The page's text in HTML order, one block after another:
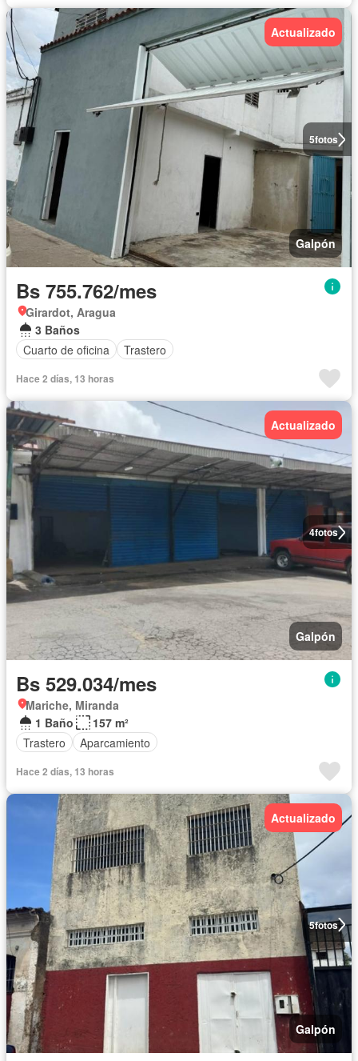
5fotos
Actualizado
Galpón
Bs 755.762/mes
Girardot, Aragua
3 Baños
Cuarto de oficina
Trastero
Hace 2 días, 13 horas
4fotos
Actualizado
Galpón
Bs 529.034/mes
Mariche, Miranda
1 Baño
157 m²
Trastero
Aparcamiento
Hace 2 días, 13 horas
5fotos
Actualizado
Galpón